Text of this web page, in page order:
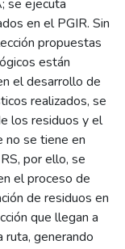
se ejecuta
en el PGIR. Sin
propuestas
están
el desarrollo de
realizados, se
los residuos y el
no se tiene en
por ello, se
el proceso de
de residuos en
que llegan a
ruta, generando